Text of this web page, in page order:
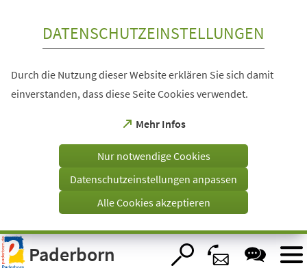
Visuelle
Assistenzsoftware
öffnen.
DATENSCHUTZEINSTELLUNGEN
Durch die Nutzung dieser Website erklären Sie sich damit
einverstanden, dass diese Seite Cookies verwendet.
Mehr Infos
(Öffnet
einem
Tab)
Nur notwendige Cookies
Datenschutzeinstellungen anpassen
Alle Cookies akzeptieren
Paderborn